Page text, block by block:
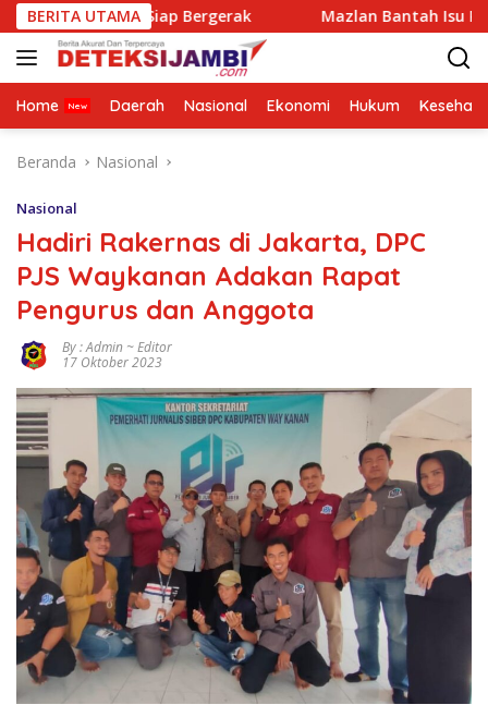
Langsung
ke
konten
BERITA UTAMA
Siap Bergerak Mazlan Bantah Isu Pengalihan
Home Daerah Nasional Ekonomi Hukum
Beranda Nasional
Nasional
Hadiri Rakernas di Jakarta, DPC
PJS Waykanan Adakan Rapat
Pengurus dan Anggota
By : Admin ~ Editor
17 Oktober 2023